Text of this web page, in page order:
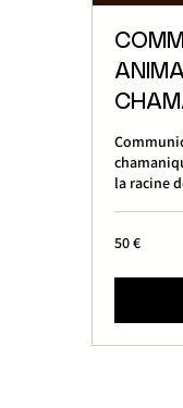
la racine
50
euros
50 €